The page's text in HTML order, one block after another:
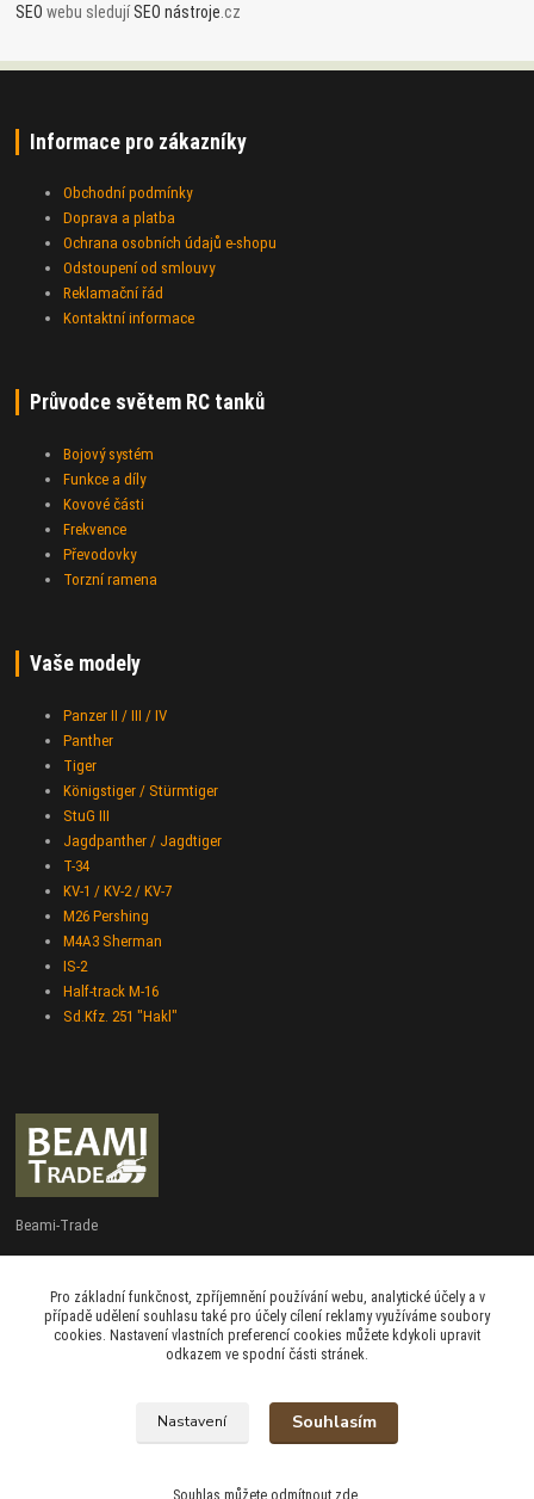
SEO webu sledujíSEO nástroje .cz
Informace pro zákazníky
Obchodní podmínky
Doprava a platba
Ochrana osobních údajů e-shopu
Odstoupení od smlouvy
Reklamační řád
Kontaktní informace
Průvodce světem RC tanků
Bojový systém
Funkce a díly
Kovové části
Frekvence
Převodovky
Torzní ramena
Vaše modely
Panzer II / III / IV
Panther
Tiger
Königstiger / Stürmtiger
StuG III
Jagdpanther / Jagdtiger
T-34
KV-1 / KV-2 / KV-7
M26 Pershing
M4A3 Sherman
IS-2
Half-track M-16
Sd.Kfz. 251 "Hakl"
Beami-Trade
+420 775 427 778
Po - Pá 9:00 - 16:00
admin@beami-trade.cz
beami & coshboy © 2007-2026
Pro základní funkčnost, zpříjemnění používání webu, analytické účely a v
případě udělení souhlasu také pro účely cílení reklamy využíváme soubory
cookies. Nastavení vlastních preferencí cookies můžete kdykoli upravit
odkazem ve spodní části stránek.
Nastavení Souhlasím
Souhlas můžete odmítnout zde